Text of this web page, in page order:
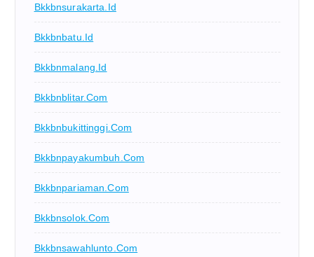
Bkkbnsurakarta.id
Bkkbnbatu.id
Bkkbnmalang.id
Bkkbnblitar.com
Bkkbnbukittinggi.com
Bkkbnpayakumbuh.com
Bkkbnpariaman.com
Bkkbnsolok.com
Bkkbnsawahlunto.com